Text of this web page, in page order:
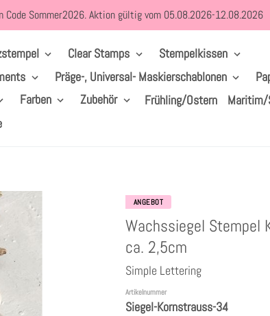
Sommer2026. Aktion gültig vom 05.08.2026-12.08.2026
Clear Stamps
Stempelkissen
Präge-, Universal- Maskierschablonen
Farben Zubehör Frühling/Ostern
Maritim/
ANGEBOT
Wachssiegel Stempel
ca. 2,5cm
Simple Lettering
Artikelnummer
Siegel-Kornstrauss-34